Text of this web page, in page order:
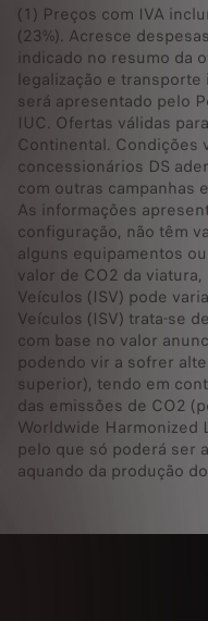
(1) Preços com IVA
(23%). Acresce
indicado no resumo da
legalização e
será apresentado pelo
IUC. Ofertas válidas
Continental. Condições
concessionários DS
com outras campanhas
As informações
configuração, não têm
alguns equipamentos
valor de CO2 da
Veículos (ISV) pode
Veículos (ISV) trata-se
com base no valor
podendo vir a sofrer
superior), tendo em
das emissões de CO2
Worldwide Harmonized
pelo que só poderá ser
aquando da produção